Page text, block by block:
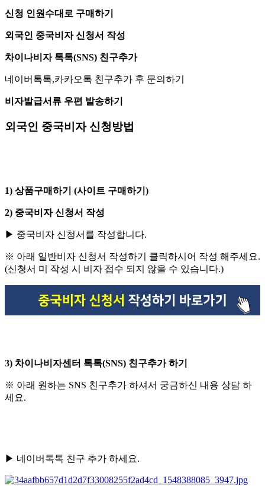
신청 인원수대로 구매하기
외국인 중국비자 신청서 작성
차이나비자 톡톡(SNS) 친구추가
네이버톡톡,카카오톡 친구추가 후 문의하기
비자발급서류 우편 발송하기
외국인 중국비자 신청방법
1) 상품구매하기 (사이트 구매하기)
2) 중국비자 신청서 작성
▶ 중국비자 신청서를 작성합니다.
※ 아래 일반비자 신청서 작성하기 클릭하시어 작성 해주세요.
(신청서 미 작성 시 비자 접수 되지 않을 수 있습니다.)
3) 차이나비자센터 톡톡(SNS) 친구추가 하기
※ 아래 원하는 SNS 친구추가 하셔서 궁금하신 내용 상담 하
세요.
▶ 네이버톡톡 친구 추가 하세요.